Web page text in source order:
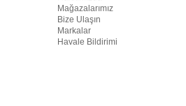
Mağazalarımız
Bize Ulaşın
Markalar
Havale Bildirimi